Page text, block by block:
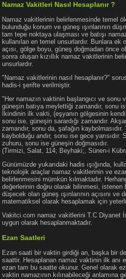
Namaz Vakitleri Nasıl Hesaplanır ?
Namaz vakitlerinin belirlenmesinde temel
bulunduğu konum ve güneş ışınlarının
tam tepe noktaya ulaşması ve batışı
kullanılan en temel unsurlardır. Bunlara ek
açısı, gölge boyu, güneş doğmadan önce
sonra oluşan kızıllık namaz vakitlerinin
unsurlardır.
"Namaz vakitlerinin nasıl hesaplanır?"
hadis-i şerifte verilmiştir.
"Her namazın vaktinin başlangıcı ve sonu
güneşin batıya meylettiği zamandır, sonu
İkindinin ilk vakti, (eşyanın gölgesinin
sonu ise, güneşin sarardığı zamandır.
zamandır, sonu da, şafağın
kaybolduğu andır, sonu ise gece
zuhuru, sonu ise güneşin doğmasıdır.
(Tirmizi, Salat, 114; Beyhaki;, Sünen-i
Günümüzde yukarıdaki hadis ışığında,
teknolojik araçlar namaz vakitlerinin ve
belirlenmesini mümkün kılmaktadır.
değerlerinin doğru olarak bilinmesi,
düşecek olan güneş ışınlarının açısını ve
matematiksel olarak hesaplamak için
Vakitci.com namaz vakitlerini T.C Diyanet
uygun olarak hesaplanmaktadır.
Ezan Saatleri
Ezan saati bir vaktin girdiği an, başka bir
saattir. Hesaplanan namaz vaktinin ilk anı
ezan tam bu saatte okunur. Genel olarak
vaktin namazının kılınabileceği anlamına